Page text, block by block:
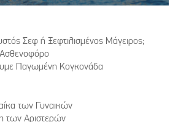
Σεφ ή Ξεφτιλισμένος Μάγειρος;
Παγωμένη Κογκονάδα
των Γυναικών
των Αριστερών